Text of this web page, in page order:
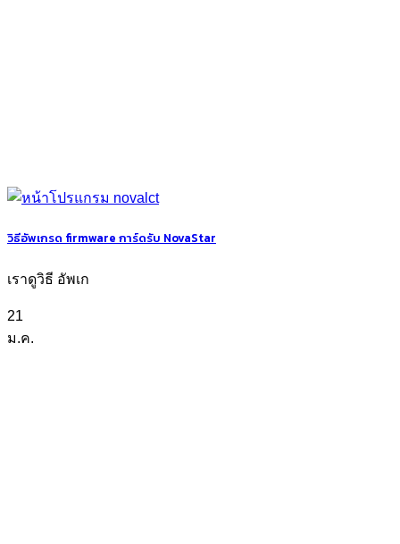
วิธีอัพเกรด firmware การ์ดรับ NovaStar
เราดูวิธี อัพเก
21
ม.ค.